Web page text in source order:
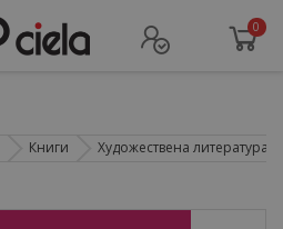
0
Книги Художествена литература